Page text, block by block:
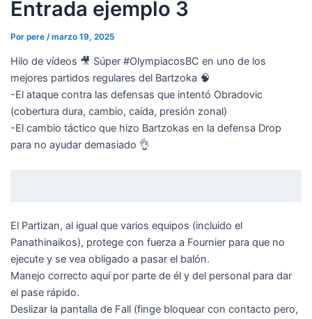
Entrada ejemplo 3
Por pere /marzo 19, 2025
Hilo de vídeos 🎥 Súper #OlympiacosBC en uno de los
mejores partidos regulares del Bartzoka 🧠
-El ataque contra las defensas que intentó Obradovic
(cobertura dura, cambio, caída, presión zonal)
-El cambio táctico que hizo Bartzokas en la defensa Drop
para no ayudar demasiado 👌
El Partizan, al igual que varios equipos (incluido el
Panathinaikos), protege con fuerza a Fournier para que no
ejecute y se vea obligado a pasar el balón.
Manejo correcto aquí por parte de él y del personal para dar
el pase rápido.
Deslizar la pantalla de Fall (finge bloquear con contacto pero,